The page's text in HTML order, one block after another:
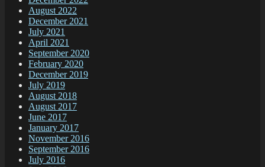
August 2022
December 2021
July 2021
April 2021
September 2020
February 2020
December 2019
July 2019
August 2018
August 2017
June 2017
January 2017
November 2016
September 2016
July 2016